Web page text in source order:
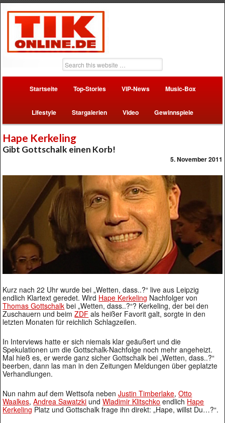
Startseite Top-Stories VIP-News Music-Box
Lifestyle Stargalerien Video Gewinnspiele
Hape Kerkeling
Gibt Gottschalk einen Korb!
5. November 2011
Kurz nach 22 Uhr wurde bei „Wetten, dass..?“ live aus Leipzig
endlich Klartext geredet. Wird Hape Kerkeling Nachfolger von
Thomas Gottschalk bei „Wetten, dass..?“? Kerkeling, der bei den
Zuschauern und beimZDF als heißer Favorit galt, sorgte in den
letzten Monaten für reichlich Schlagzeilen.
In Interviews hatte er sich niemals klar geäußert und die
Spekulationen um die Gottschalk-Nachfolge noch mehr angeheizt.
Mal hieß es, er werde ganz sicher Gottschalk bei „Wetten, dass..?“
beerben, dann las man in den Zeitungen Meldungen über geplatzte
Verhandlungen.
Nun nahm auf dem Wettsofa nebenJustin Timberlake,Otto
Waalkes,Andrea Sawatzki undWladimir Klitschko endlich Hape
Kerkeling Platz und Gottschalk frage ihn direkt: „Hape, willst Du…?“.